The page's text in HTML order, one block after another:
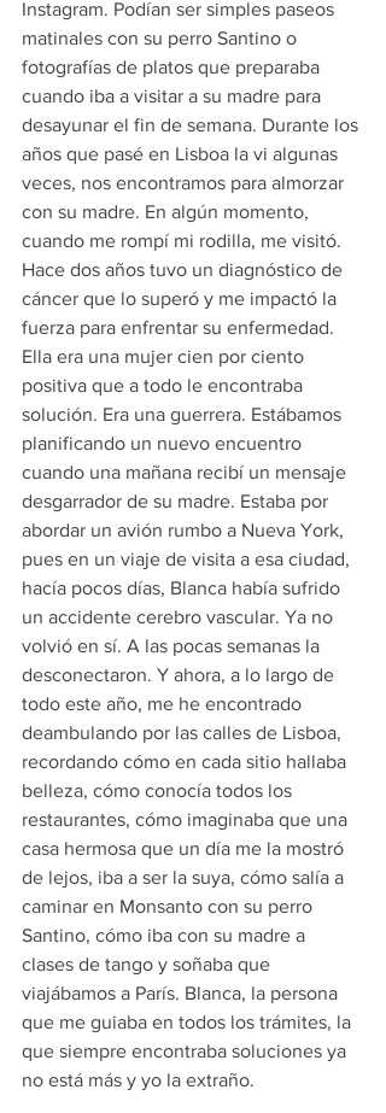
Instagram. Podían ser simples paseos
matinales con su perro Santino o
fotografías de platos que preparaba
cuando iba a visitar a su madre para
desayunar el fin de semana. Durante los
años que pasé en Lisboa la vi algunas
veces, nos encontramos para almorzar
con su madre. En algún momento,
cuando me rompí mi rodilla, me visitó.
Hace dos años tuvo un diagnóstico de
cáncer que lo superó y me impactó la
fuerza para enfrentar su enfermedad.
Ella era una mujer cien por ciento
positiva que a todo le encontraba
solución. Era una guerrera. Estábamos
planificando un nuevo encuentro
cuando una mañana recibí un mensaje
desgarrador de su madre. Estaba por
abordar un avión rumbo a Nueva York,
pues en un viaje de visita a esa ciudad,
hacía pocos días, Blanca había sufrido
un accidente cerebro vascular. Ya no
volvió en sí. A las pocas semanas la
desconectaron. Y ahora, a lo largo de
todo este año, me he encontrado
deambulando por las calles de Lisboa,
recordando cómo en cada sitio hallaba
belleza, cómo conocía todos los
restaurantes, cómo imaginaba que una
casa hermosa que un día me la mostró
de lejos, iba a ser la suya, cómo salía a
caminar en Monsanto con su perro
Santino, cómo iba con su madre a
clases de tango y soñaba que
viajábamos a París. Blanca, la persona
que me guiaba en todos los trámites, la
que siempre encontraba soluciones ya
no está más y yo la extraño.